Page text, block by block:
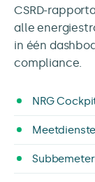
CSRD-
alle
in één
compliance.
NRG